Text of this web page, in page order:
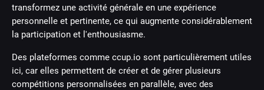
transformez une activité générale en une expérience
personnelle et pertinente, ce qui augmente considérablement
la participation et l'enthousiasme.
Des plateformes comme ccup.io sont particulièrement utiles
ici, car elles permettent de créer et de gérer plusieurs
compétitions personnalisées en parallèle, avec des